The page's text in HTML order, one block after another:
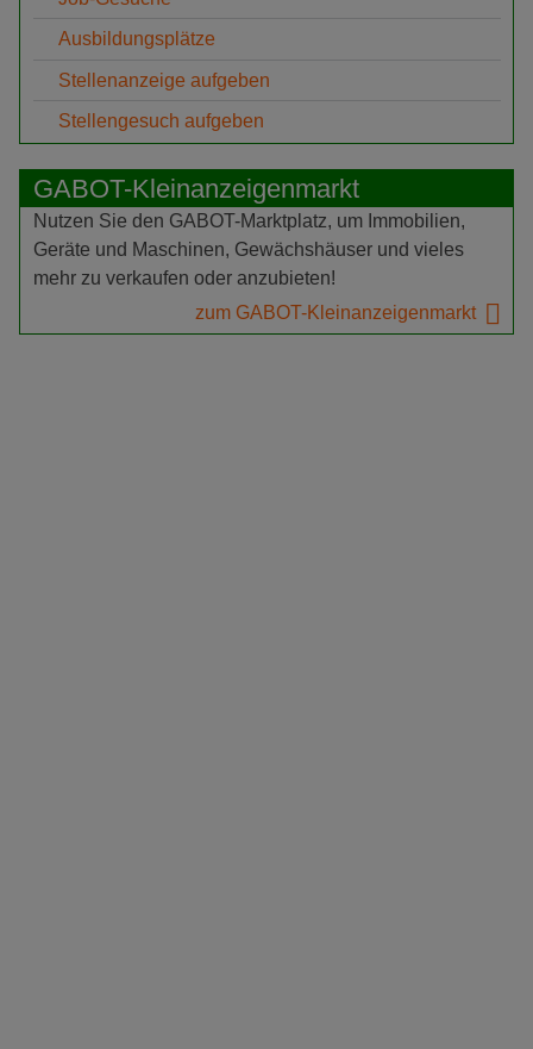
Ausbildungsplätze
Stellenanzeige aufgeben
Stellengesuch aufgeben
GABOT-Kleinanzeigenmarkt
Nutzen Sie den GABOT-Marktplatz, um Immobilien,
Geräte und Maschinen, Gewächshäuser und vieles
mehr zu verkaufen oder anzubieten!
zum GABOT-Kleinanzeigenmarkt